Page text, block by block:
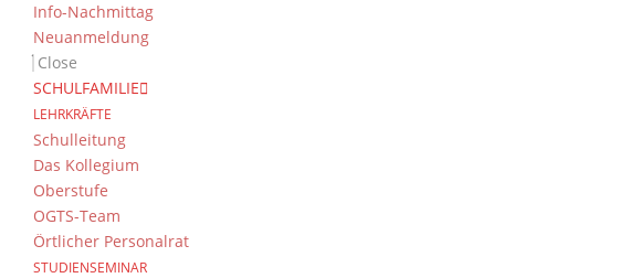
Info-Nachmittag
Neuanmeldung
Close
SCHULFAMILIE
LEHRKRÄFTE
Schulleitung
Das Kollegium
Oberstufe
OGTS-Team
Örtlicher Personalrat
STUDIENSEMINAR